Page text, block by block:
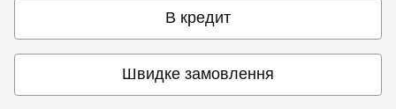
В кредит
Швидке замовлення